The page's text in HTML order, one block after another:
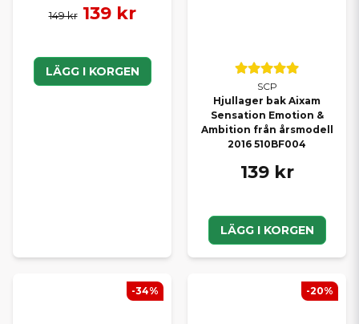
149 kr 139 kr
LÄGG I KORGEN
SCP
Hjullager bak Aixam
Sensation Emotion &
Ambition från årsmodell
2016 510BF004
139 kr
LÄGG I KORGEN
-34% -20%